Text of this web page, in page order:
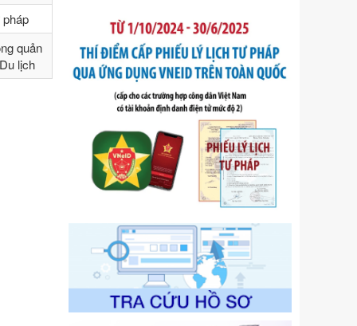
quản
lịch
Số kí hiệu:
Tên: Nghị định số 292/2026/NĐ-CP
của Chính phủ: Quy định chi tiết một
số điều và biện pháp để tổ chức,
hướng dẫn thi hành Luật Quản lý
ngoại thương
Ngày ban hành: 21/07/2026
Số kí hiệu:105/2026/TT-BTC
Tên: Thông tư số 105/2026/TT-BTC
của Bộ Tài chính: Bãi bỏ Thông tư số
87/2019/TT- BТC ngày 19 tháng 12
năm 2019 của Bộ trưởng Bộ Tài
chính hướng dẫn thực hiện xử phạt
vi phạm hành chính trong lĩnh vực
kho bạc nhà nước
Ngày ban hành: 21/07/2026
Số kí hiệu:291/2026/NĐ-CP
Tên: Nghị định số 291/2026/NĐ-CP